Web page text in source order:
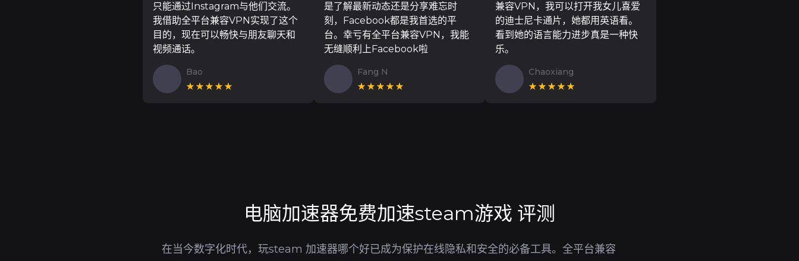
只能通过Instagram与他们交流。
我借助全平台兼容VPN实现了这个
目的，现在可以畅快与朋友聊天和
视频通话。
Bao
★★★★★
是了解最新动态还是分享难忘时
刻，Facebook都是我首选的平
台。幸亏有全平台兼容VPN，我能
无缝顺利上Facebook啦
Fang N
★★★★★
兼容VPN，我可以打开我女儿喜爱
的迪士尼卡通片，她都用英语看。
看到她的语言能力进步真是一种快
乐。
Chaoxiang
★★★★★
电脑加速器免费加速steam游戏 评测
在当今数字化时代，玩steam 加速器哪个好已成为保护在线隐私和安全的必备工具。全平台兼容